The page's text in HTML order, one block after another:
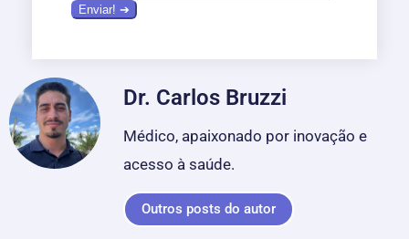
Dr. Carlos Bruzzi
Médico, apaixonado por inovação e
acesso à saúde.
Outros posts do autor